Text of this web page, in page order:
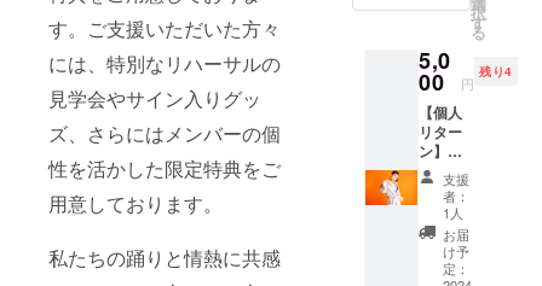
す。ご支援いただいた方々
には、特別なリハーサルの
見学会やサイン入りグッ
ズ、さらにはメンバーの個
性を活かした限定特典をご
用意しております。
私たちの踊りと情熱に共感
択
す
る
5,0
00 円
残り4
【個人
リター
ン】
ASUKA
入門•初
級 基礎
中心グ
ループ
レッス
支援
者：
1人
お届
け予
定：